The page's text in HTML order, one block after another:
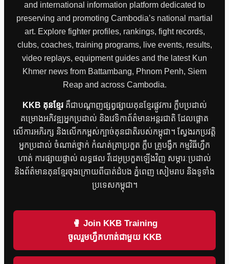
and international information platform dedicated to
preserving and promoting Cambodia’s national martial
art. Explore fighter profiles, rankings, fight records,
clubs, coaches, training programs, live events, results,
video replays, equipment guides and the latest Kun
Khmer news from Battambang, Phnom Penh, Siem
Reap and across Cambodia.
KKB គុនខ្មែរគឺជាបណ្តាញផ្សព្វផ្សាយគុនខ្មែរផ្លូវការ ក្លឹបប្រដាល់
គម្រោងអភិវឌ្ឍអ្នកប្រដាល់ និងវេទិកាព័ត៌មានអន្តរជាតិ ដែលផ្តោត
លើការអភិរក្ស និងលើកកម្ពស់ក្បាច់គុនជាតិរបស់កម្ពុជា។ ស្វែងរកប្រវត្តិ
អ្នកប្រដាល់ ចំណាត់ថ្នាក់ កំណត់ត្រាប្រកួត ក្លឹប គ្រូបង្វឹក កម្មវិធីហ្វឹក
ហាត់ ការផ្សាយផ្ទាល់ លទ្ធផល វីដេអូប្រកួតឡើងវិញ សម្ភារៈប្រដាល់
និងព័ត៌មានគុនខ្មែរចុងក្រោយពីបាត់ដំបង ភ្នំពេញ សៀមរាប និងទូទាំង
ប្រទេសកម្ពុជា។
🥊 Join KKB Training
ចូលរួមហ្វឹកហាត់ជាមួយ KKB